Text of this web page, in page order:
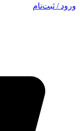
ورود / ثبت‌نام